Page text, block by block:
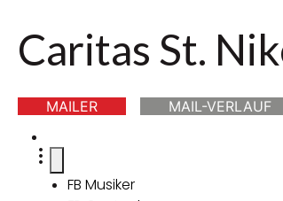
Caritas St.
MAILER MAIL-VERLAUF
FB Musiker